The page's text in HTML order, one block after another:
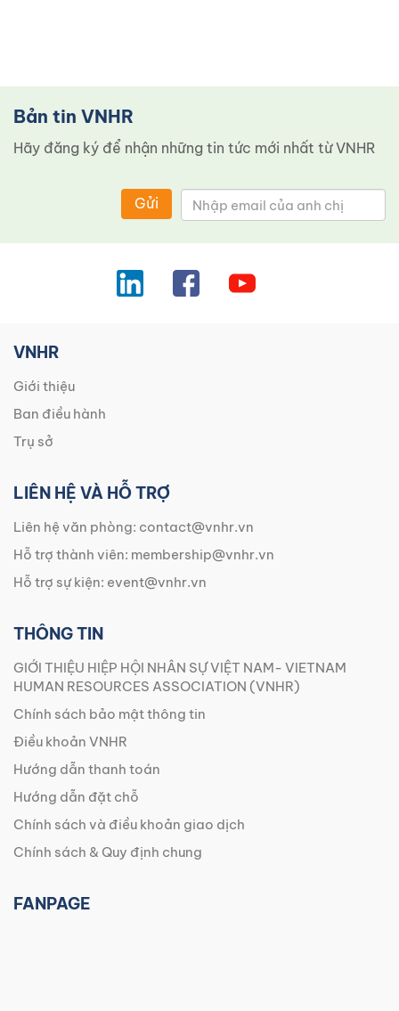
Bản tin VNHR
Hãy đăng ký để nhận những tin tức mới nhất từ ​​VNHR
Gửi
VNHR
Giới thiệu
Ban điều hành
Trụ sở
LIÊN HỆ VÀ HỖ TRỢ
Liên hệ văn phòng: contact@vnhr.vn
Hỗ trợ thành viên: membership@vnhr.vn
Hỗ trợ sự kiện: event@vnhr.vn
THÔNG TIN
GIỚI THIỆU HIỆP HỘI NHÂN SỰ VIỆT NAM- VIETNAM
HUMAN RESOURCES ASSOCIATION (VNHR)
Chính sách bảo mật thông tin
Điều khoản VNHR
Hướng dẫn thanh toán
Hướng dẫn đặt chỗ
Chính sách và điều khoản giao dịch
Chính sách & Quy định chung
FANPAGE